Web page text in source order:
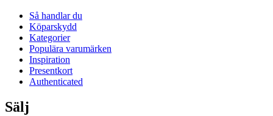
Så handlar du
Köparskydd
Kategorier
Populära varumärken
Inspiration
Presentkort
Authenticated
Sälj